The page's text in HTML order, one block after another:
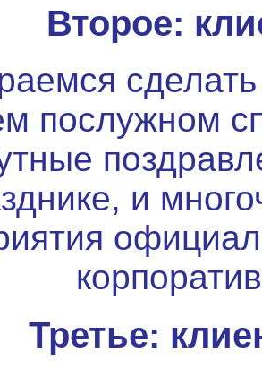
Второе:
послужном
и
Третье: